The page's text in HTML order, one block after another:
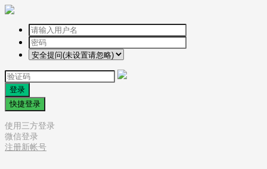
登录
快捷登录
使用三方登录
微信登录
注册新帐号